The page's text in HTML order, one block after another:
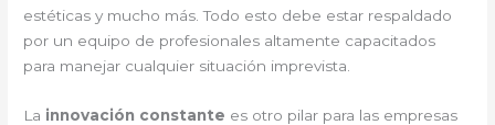
estéticas y mucho más. Todo esto debe estar respaldado
por un equipo de profesionales altamente capacitados
para manejar cualquier situación imprevista.
La innovación constante es otro pilar para las empresas